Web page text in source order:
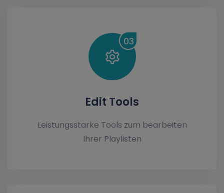
03
Edit Tools
Leistungsstarke Tools zum bearbeiten
Ihrer Playlisten